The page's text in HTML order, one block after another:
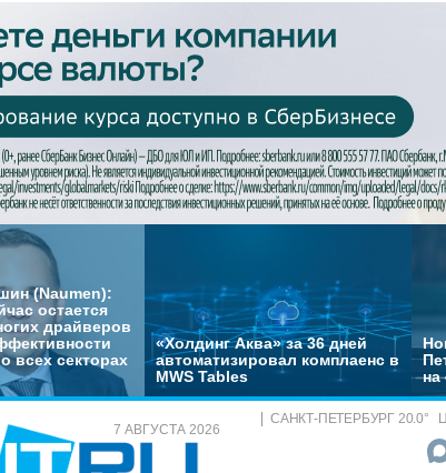
(Naumen):
остается
драйверов
всех секторах
«Холдинг Аква» за 36 дней
автоматизировал комплаенс в
MWS Tables
на
7 АВГУСТА 2026
САНКТ-ПЕТЕРБУРГ 20.0°